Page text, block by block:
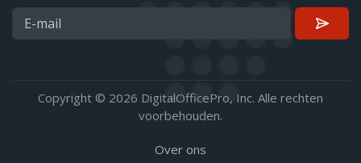
Copyright © 2026 DigitalOfficePro, Inc. Alle rechten
voorbehouden.
Over ons